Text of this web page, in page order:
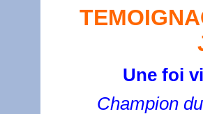
Une foi
Champion du